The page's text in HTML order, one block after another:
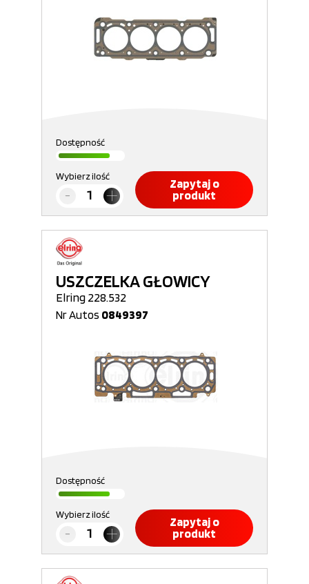
Dostępność
Wybierz ilość
Zapytaj o
produkt
USZCZELKA GŁOWICY
Elring 228.532
Nr Autos 0849397
Dostępność
Wybierz ilość
Zapytaj o
produkt